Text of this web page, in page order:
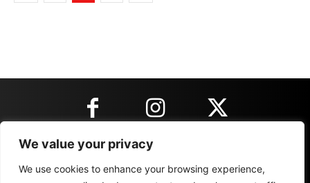
We value your privacy
We use cookies to enhance your browsing experience,
KONTAKT INFORMACIJE